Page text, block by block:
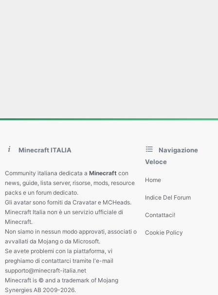
Minecraft ITALIA
Community italiana dedicata a Minecraft con
news, guide, lista server, risorse, mods, resource
packs e un forum dedicato.
Gli avatar sono forniti da Cravatar e MCHeads.
Minecraft Italia non è un servizio ufficiale di
Minecraft.
Non siamo in nessun modo approvati, associati o
avvallati da Mojang o da Microsoft.
Se avete problemi con la piattaforma, vi
preghiamo di contattarci tramite l'e-mail
supporto@minecraft-italia.net
Minecraft is © and a trademark of Mojang
Synergies AB 2009-2026.
Navigazione
Veloce
Home
Indice Del Forum
Contattaci!
Cookie Policy